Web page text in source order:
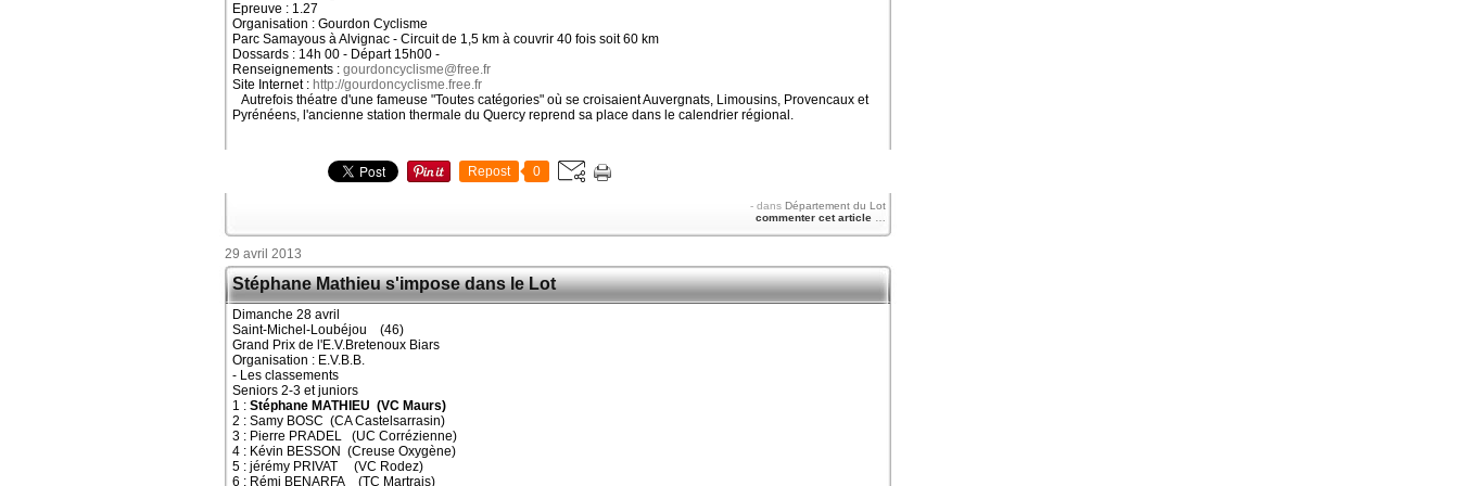
Epreuve : 1.27
Organisation : Gourdon Cyclisme
Parc Samayous à Alvignac - Circuit de 1,5 km à couvrir 40 fois soit 60 km
Dossards : 14h 00 - Départ 15h00 -
Renseignements : gourdoncyclisme@free.fr
Site Internet : http://gourdoncyclisme.free.fr
Autrefois théatre d'une fameuse "Toutes catégories" où se croisaient Auvergnats, Limousins, Provencaux et
Pyrénéens, l'ancienne station thermale du Quercy reprend sa place dans le calendrier régional.
Repost 0
- dans Département du Lot
commenter cet article
29 avril 2013
Stéphane Mathieu s'impose dans le Lot
Dimanche 28 avril
Saint-Michel-Loubéjou (46)
Grand Prix de l'E.V.Bretenoux Biars
Organisation : E.V.B.B.
- Les classements
Seniors 2-3 et juniors
1 : Stéphane MATHIEU (VC Maurs)
2 : Samy BOSC (CA Castelsarrasin)
3 : Pierre PRADEL (UC Corrézienne)
4 : Kévin BESSON (Creuse Oxygène)
5 : jérémy PRIVAT (VC Rodez)
6 : Rémi BENARFA (TC Martrais)